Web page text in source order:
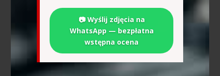
📷 Wyślij zdjęcia na
WhatsApp — bezpłatna
wstępna ocena